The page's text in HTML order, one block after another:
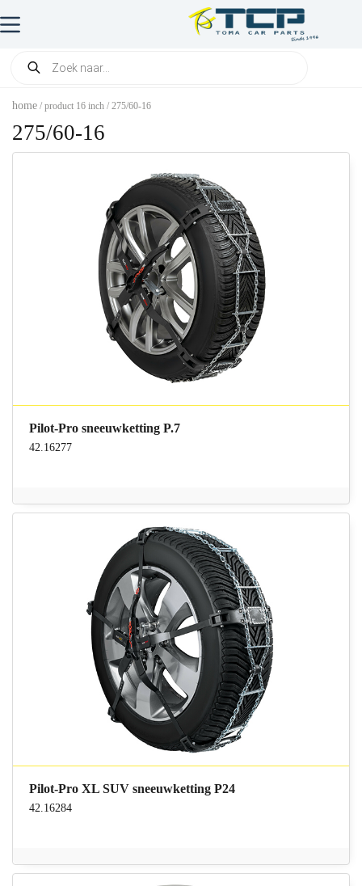
home / product 16 inch / 275/60-16
275/60-16
Pilot-Pro sneeuwketting P.7
42.16277
Pilot-Pro XL SUV sneeuwketting P24
42.16284